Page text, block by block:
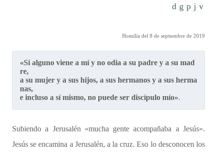
Homilía del 8 de septiembre de 2019
«Si alguno viene a mí y no odia a su padre y a su mad
re,
a su mujer y a sus hijos, a sus hermanos y a sus herma
nas,
e incluso a sí mismo, no puede ser discípulo mío».
Subiendo a Jerusalén «mucha gente acompañaba a Jesús».
Jesús se encamina a Jerusalén, a la cruz. Eso lo desconocen los